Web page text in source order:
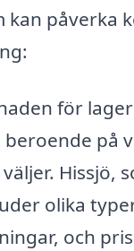
kan påverka
för
på
Hissjö,
olika
och